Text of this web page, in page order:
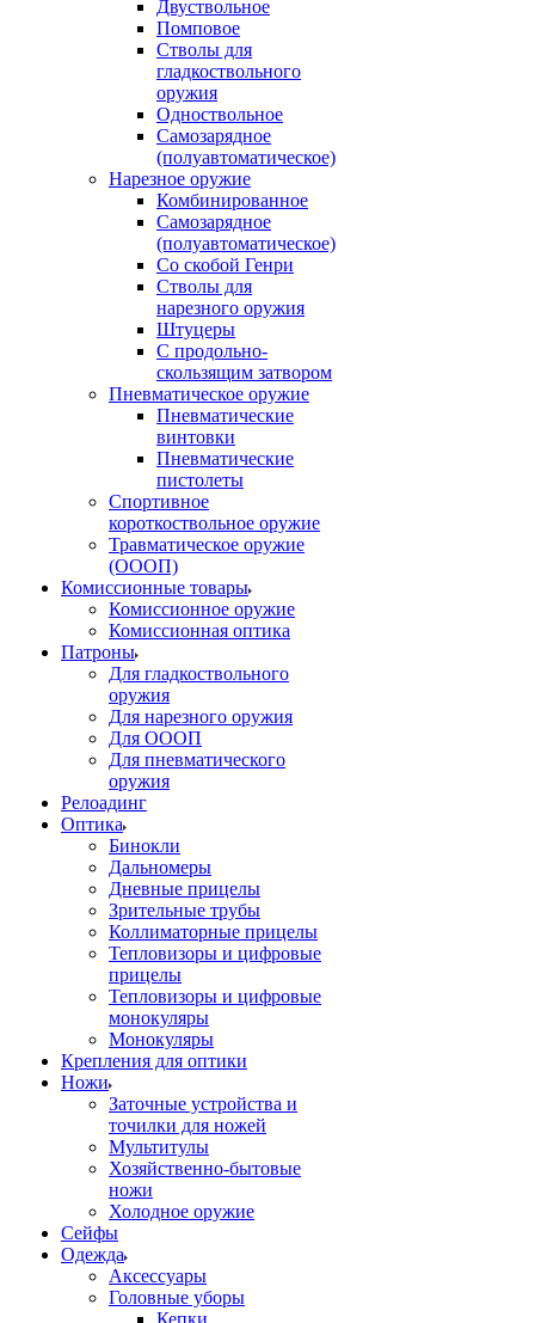
Двуствольное
Помповое
Стволы для
гладкоствольного
оружия
Одноствольное
Самозарядное
(полуавтоматическое)
Нарезное оружие
Комбинированное
Самозарядное
(полуавтоматическое)
Со скобой Генри
Стволы для
нарезного оружия
Штуцеры
С продольно-
скользящим затвором
Пневматическое оружие
Пневматические
винтовки
Пневматические
пистолеты
Спортивное
короткоствольное оружие
Травматическое оружие
(ОООП)
Комиссионные товары
Комиссионное оружие
Комиссионная оптика
Патроны
Для гладкоствольного
оружия
Для нарезного оружия
Для ОООП
Для пневматического
оружия
Релоадинг
Оптика
Бинокли
Дальномеры
Дневные прицелы
Зрительные трубы
Коллиматорные прицелы
Тепловизоры и цифровые
прицелы
Тепловизоры и цифровые
монокуляры
Монокуляры
Крепления для оптики
Ножи
Заточные устройства и
точилки для ножей
Мультитулы
Хозяйственно-бытовые
ножи
Холодное оружие
Сейфы
Одежда
Аксессуары
Головные уборы
Кепки